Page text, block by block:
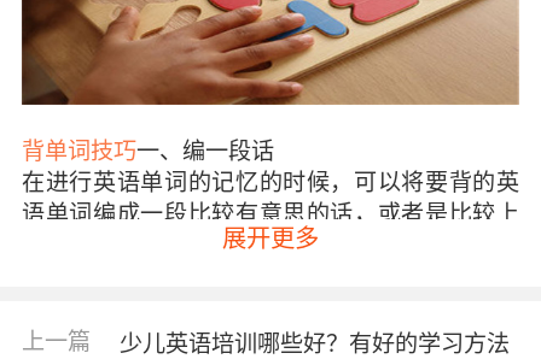
背单词技巧一、编一段话
在进行英语单词的记忆的时候，可以将要背的英
语单词编成一段比较有意思的话，或者是比较上
口的顺口溜，少儿学习英语机构经验认为这样孩
很多的单词来。
展开更多
上一篇
少儿英语培训哪些好？有好的学习方法